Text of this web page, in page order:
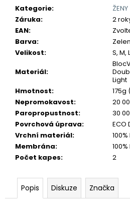
Kategorie:
ŽENY
Záruka:
2
EAN:
Barva:
Velikost:
S, M,
Materiál:
Light
Hmotnost:
175g
Nepromokavost:
20
Paropropustnost:
30
Povrchová úprava:
ECO
Vrchní materiál:
Membrána:
Počet kapes: 2
Popis Diskuze Značka